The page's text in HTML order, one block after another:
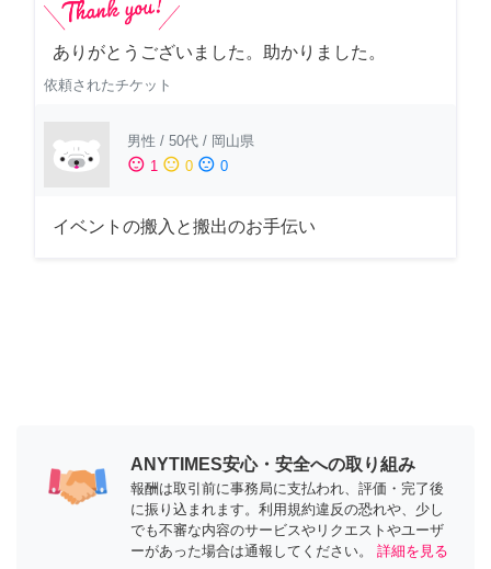
ありがとうございました。助かりました。
依頼されたチケット
男性 / 50代 / 岡山県
sentiment_satisfied 1 sentiment_neutral 0 sentiment_dissatisfied 0
イベントの搬入と搬出のお手伝い
ANYTIMES安心・安全への取り組み
報酬は取引前に事務局に支払われ、評価・完了後
に振り込まれます。利用規約違反の恐れや、少し
でも不審な内容のサービスやリクエストやユーザ
ーがあった場合は通報してください。
詳細を見る